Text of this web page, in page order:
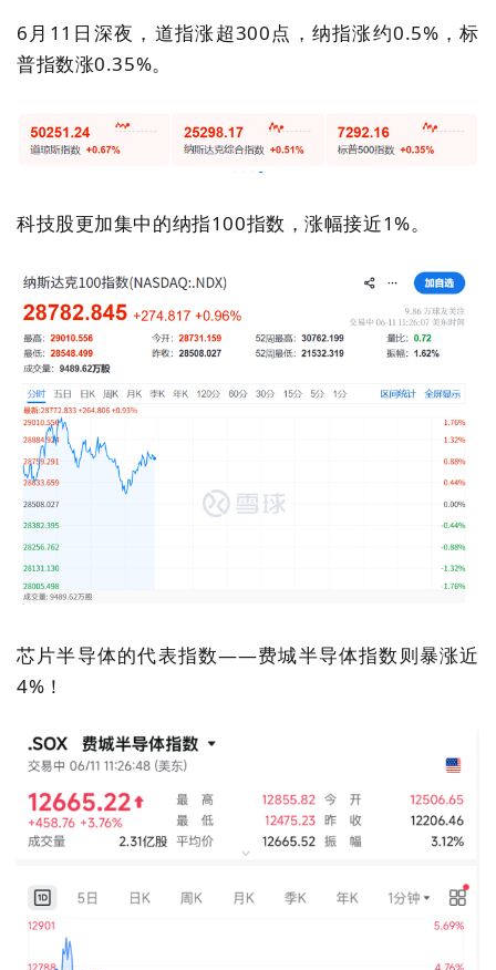
6月11日深夜，道指涨超300点，纳指涨约0.5%，标
普指数涨0.35%。
科技股更加集中的纳指100指数，涨幅接近1%。
芯片半导体的代表指数——费城半导体指数则暴涨近
4%！